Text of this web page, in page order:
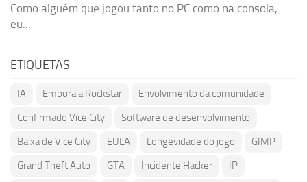
Como alguém que jogou tanto no PC como na consola,
eu...
ETIQUETAS
IA Embora a Rockstar
Envolvimento da comunidade
Confirmado Vice City
Software de desenvolvimento
Baixa de Vice City
EULA Longevidade do jogo
GIMP
Grand Theft Auto
GTA Incidente Hacker
IP